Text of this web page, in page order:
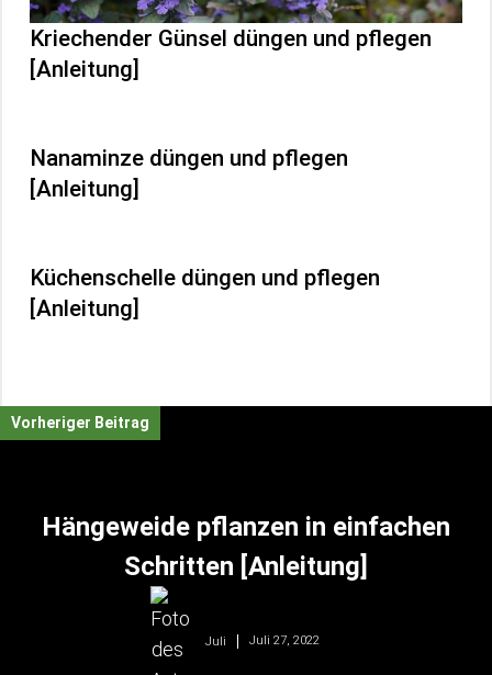
Kriechender Günsel düngen und pflegen
[Anleitung]
Nanaminze düngen und pflegen
[Anleitung]
Küchenschelle düngen und pflegen
[Anleitung]
Vorheriger Beitrag
Hängeweide pflanzen in einfachen
Schritten [Anleitung]
Juli Juli 27, 2022